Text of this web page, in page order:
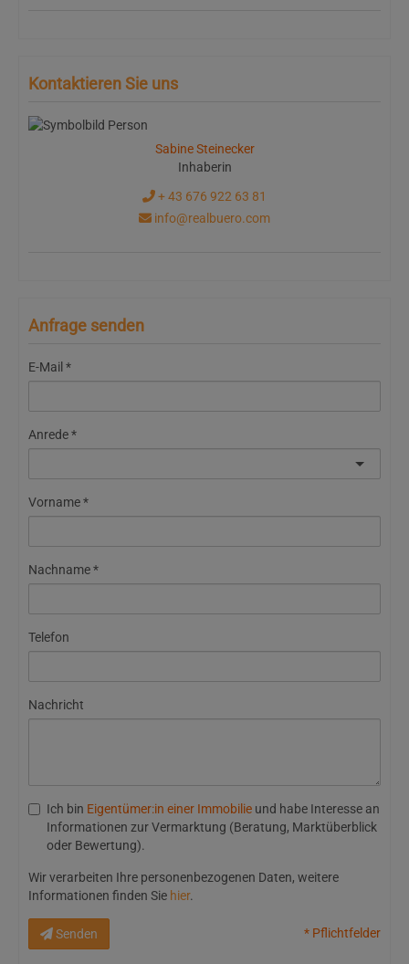
Kontaktieren Sie uns
Sabine Steinecker
Inhaberin
+ 43 676 922 63 81
info@realbuero.com
Anfrage senden
E-Mail
Anrede
Vorname
Nachname
Telefon
Nachricht
Ich bin Eigentümer:in einer Immobilie und habe Interesse an
Informationen zur Vermarktung (Beratung, Marktüberblick
oder Bewertung).
Wir verarbeiten Ihre personenbezogenen Daten, weitere
Informationen finden Sie hier.
Senden * Pflichtfelder